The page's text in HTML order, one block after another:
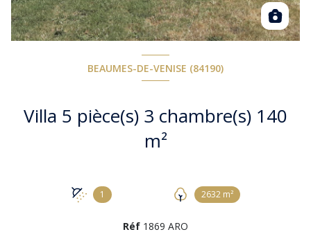
BEAUMES-DE-VENISE (84190)
Villa 5 pièce(s) 3 chambre(s) 140
m²
1 2632 m²
Réf 1869 ARO